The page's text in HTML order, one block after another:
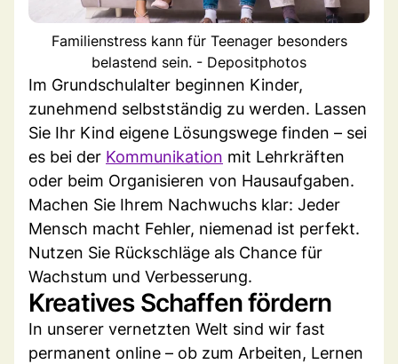
Familienstress kann für Teenager besonders
belastend sein. - Depositphotos
Im Grundschulalter beginnen Kinder,
zunehmend selbstständig zu werden. Lassen
Sie Ihr Kind eigene Lösungswege finden – sei
es bei der Kommunikation mit Lehrkräften
oder beim Organisieren von Hausaufgaben.
Machen Sie Ihrem Nachwuchs klar: Jeder
Mensch macht Fehler, niemenad ist perfekt.
Nutzen Sie Rückschläge als Chance für
Wachstum und Verbesserung.
Kreatives Schaffen fördern
In unserer vernetzten Welt sind wir fast
permanent online – ob zum Arbeiten, Lernen